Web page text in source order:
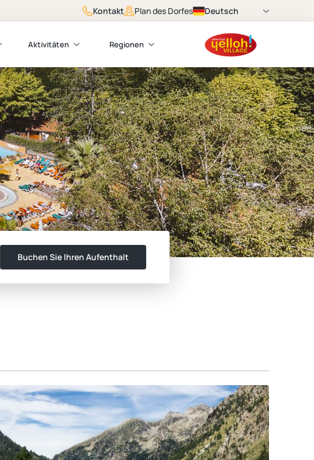
Kontakt Plan des Dorfes Deutsch
Aktivitäten Regionen
Buchen Sie Ihren Aufenthalt